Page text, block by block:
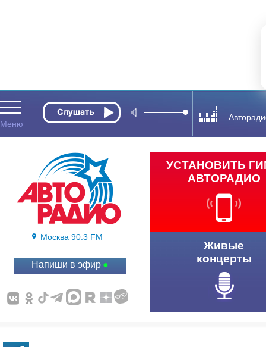
Москва 90.3 FM
Напиши в эфир
УСТАНОВИТЬ
АВТОРАДИО
Живые
концерты